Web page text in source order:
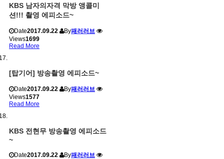
KBS 남자의자격 막방 앵콜미
션!!! 촬영 에피소드~
Date2017.09.22 By패러러브
Views1699
Read More
[탑기어] 방송촬영 에피소드~
Date2017.09.22 By패러러브
Views1577
Read More
KBS 전현무 방송촬영 에피소드
~
Date2017.09.22 By패러러브